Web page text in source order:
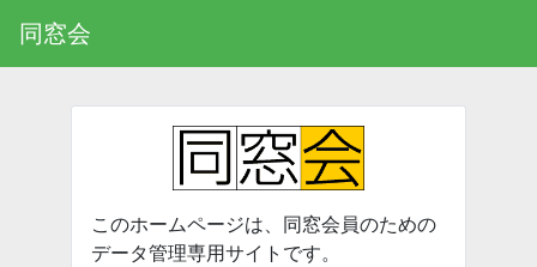
同窓会
このホームページは、同窓会員のための
データ管理専用サイトです。